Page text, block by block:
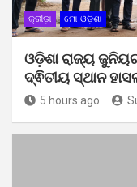
କ୍ରୀଡ଼ା ମୋ ଓଡ଼ିଶା
ଓଡ଼ିଶା ରାଜ୍ୟ
ଦ୍ଵିତୀୟ ସ୍ଥାନ
5 hours ago